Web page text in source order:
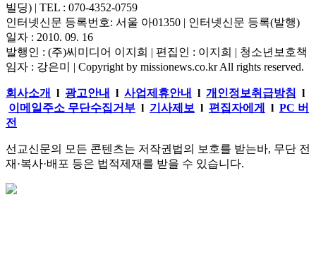
빌딩) | TEL : 070-4352-0759
인터넷신문 등록번호: 서울 아01350 | 인터넷신문 등록(발행)
일자 : 2010. 09. 16
발행인 : (주)씨미디어 이지희 | 편집인 : 이지희 | 청소년보호책
임자 : 강은미 | Copyright by missionews.co.kr All rights reserved.
회사소개 l 광고안내 l 사업제휴안내 l 개인정보취급방침 l
이메일주소 무단수집거부 l 기사제보 l 편집자에게 l PC 버
전
선교신문의 모든 콘텐츠는 저작권법의 보호를 받는바, 무단 전
재·복사·배포 등은 법적제재를 받을 수 있습니다.